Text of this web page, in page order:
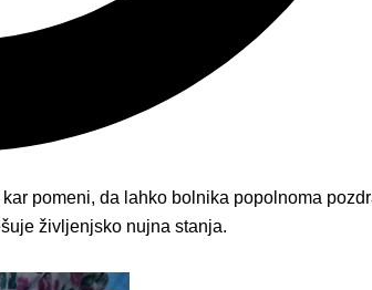
pomeni, da lahko bolnika popolnoma
življenjsko nujna stanja.